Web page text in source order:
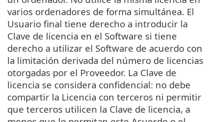
varios ordenadores de forma simultánea. El
Usuario final tiene derecho a introducir la
Clave de licencia en el Software si tiene
derecho a utilizar el Software de acuerdo con
la limitación derivada del número de licencias
otorgadas por el Proveedor. La Clave de
licencia se considera confidencial: no debe
compartir la Licencia con terceros ni permitir
que terceros utilicen la Clave de licencia, a